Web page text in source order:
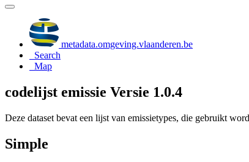
metadata.omgeving.vlaanderen.be
Search
Map
codelijst emissie Versie 1.0.4
Deze dataset bevat een lijst van emissietypes, die gebruikt
Simple